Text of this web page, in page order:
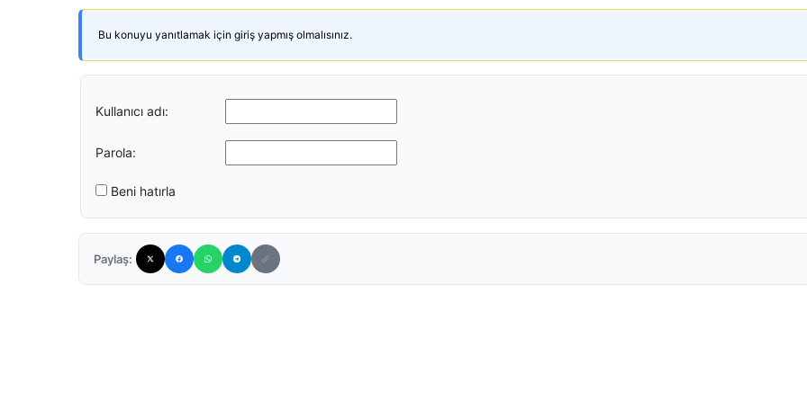
Bu konuyu yanıtlamak için giriş yapmış olmalısınız.
Kullanıcı adı:
Parola:
Beni hatırla
Paylaş: